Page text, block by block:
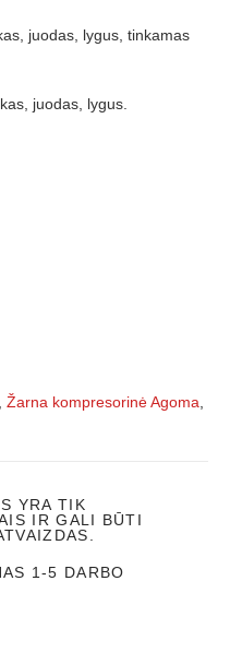
juodas, lygus, tinkamas
juodas, lygus.
Žarna kompresorinė Agoma
YRA TIK
IR GALI BŪTI
1-5 DARBO